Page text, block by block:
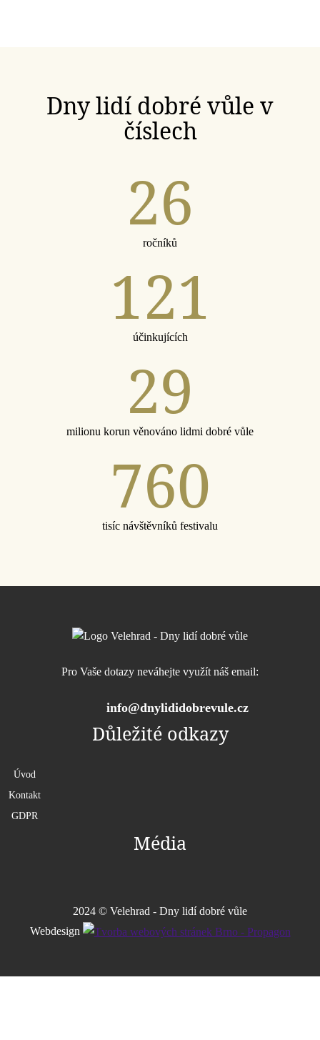
Dny lidí dobré vůle v
číslech
26
ročníků
121
účinkujících
29
milionu korun věnováno lidmi dobré vůle
760
tisíc návštěvníků festivalu
Pro Vaše dotazy neváhejte využít náš email:
info@dnylididobrevule.cz
Důležité odkazy
Úvod
Kontakt
GDPR
Média
2024 © Velehrad - Dny lidí dobré vůle
Webdesign